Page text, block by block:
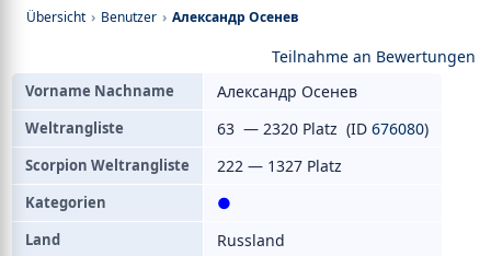
Übersicht › Benutzer › Александр Осенев
Teilnahme an Bewertungen
Vorname Nachname Александр Осенев
Weltrangliste 63 — 2320 Platz (ID 676080)
Scorpion Weltrangliste 222 — 1327 Platz
Kategorien ●
Land Russland